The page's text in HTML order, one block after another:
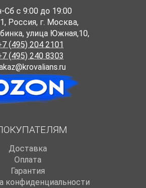
Cб с 9:00 до 19:00
, Россия, г. Москва,
улица Южная,10,
(495) 204 2101
(495) 240 8303
Доставка
Оплата
Гарантия
конфиденциальности